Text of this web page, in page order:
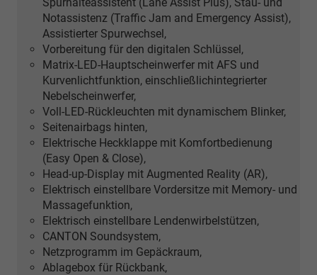
Notassistenz (Traffic Jam and Emergency Assist),
Assistierter Spurwechsel,
Vorbereitung für den digitalen Schlüssel,
Matrix-LED-Hauptscheinwerfer mit AFS und
Kurvenlichtfunktion, einschließlichintegrierter
Nebelscheinwerfer,
Voll-LED-Rückleuchten mit dynamischem Blinker,
Seitenairbags hinten,
Elektrische Heckklappe mit Komfortbedienung
(Easy Open & Close),
Head-up-Display mit Augmented Reality (AR),
Elektrisch einstellbare Vordersitze mit Memory- und
Massagefunktion,
Elektrisch einstellbare Lendenwirbelstützen,
CANTON Soundsystem,
Netzprogramm im Gepäckraum,
Ablagebox für Rückbank,